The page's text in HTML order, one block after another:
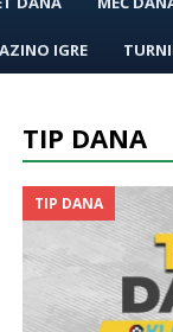
IGRE
TIP DANA
TIP DANA